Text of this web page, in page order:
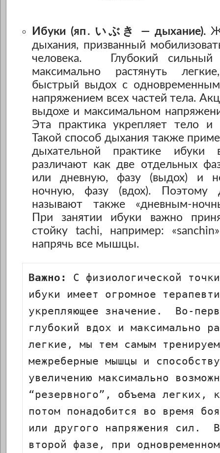
Ибуки (яп . いぶき — дыхание).
дыхания, призванный
человека. Глубокий
максимально растянуть
быстрый выдох с
напряжением всех частей тела.
выдохе и максимальном
Эта практика укрепляет тело и
Такой способ дыхания также
дыхательной практике
различают как две отдельных
или дневную, фазу (выдох) и
ночную, фазу (вдох). Поэтому
называют также «дневным-
При занятии ибуки важно
стойку tachi, например:
напрячь все мышцы.
Важно:
C физиологической
ибуки имеет огромное
укрепляющее значение.  Во-
глубокий вдох и максимально
легкие, мы тем самым
межреберные мышцы и
увеличению максимально
“резервного”, объема легких,
потом понадобится во время
или другого напряжения сил.
второй фазе, при